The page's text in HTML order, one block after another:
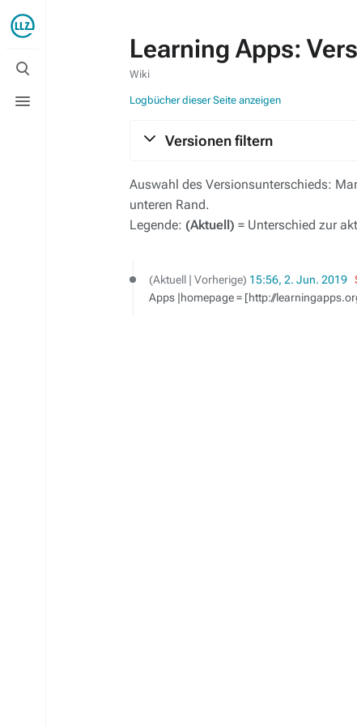
Suche
umschalten
umschalten
Learning Apps:
Wiki
Logbücher dieser Seite anzeigen
Versionen filtern
Auswahl des Versionsunterschieds:
unteren Rand.
Legende: (Aktuell) = Unterschied zur
Juni
2019
Aktuell Vorherige 15:56, 2. Jun. 2019
Apps |homepage = [http://